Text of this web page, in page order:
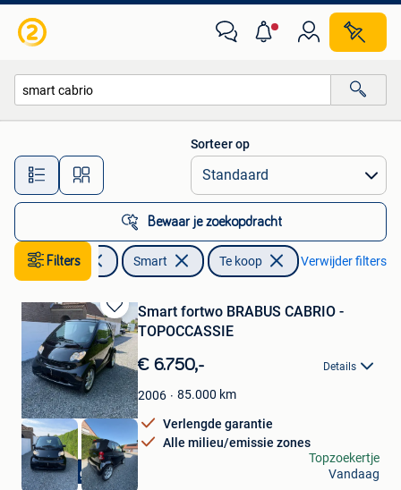
Alle afstanden…
Sorteer op
Bewaar je zoekopdracht
Filters
Auto's Smart Te koop Verwijder filters
Bewaren
in
Mijn
Favorieten
Cabrio - garantie
Smart fortwo BRABUS CABRIO -
TOPOCCASSIE
€ 6.750,- Details
2006 85.000 km
Verlengde garantie
Alle milieu/emissie zones
GL CAR CLEANING
Lommel
Topzoekertje
Vandaag